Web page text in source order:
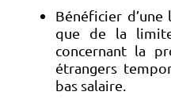
Bénéficier
que de la
concernant la
étrangers
bas salaire.